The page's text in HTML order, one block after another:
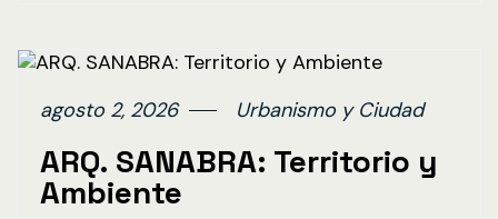
agosto 2, 2026 Urbanismo y Ciudad
ARQ. SANABRA: Territorio y
Ambiente